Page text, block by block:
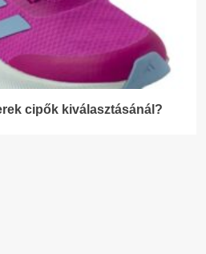
cipők kiválasztásánál?